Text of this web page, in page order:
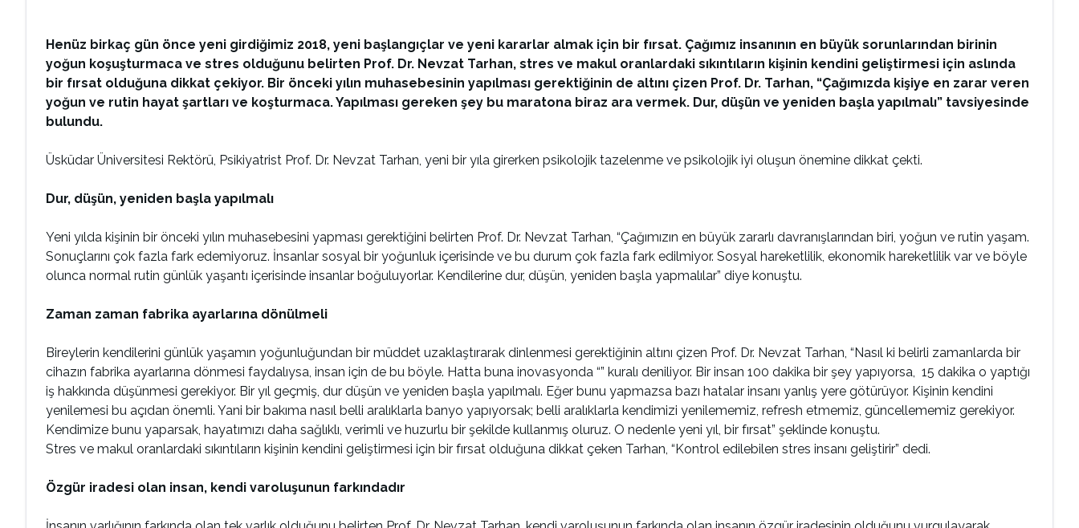
Henüz birkaç gün önce yeni girdiğimiz 2018, yeni başlangıçlar ve yeni kararlar almak için bir fırsat. Çağımız insanının en büyük sorunlarından birinin
yoğun koşuşturmaca ve stres olduğunu belirten Prof. Dr. Nevzat Tarhan, stres ve makul oranlardaki sıkıntıların kişinin kendini geliştirmesi için aslında
bir fırsat olduğuna dikkat çekiyor. Bir önceki yılın muhasebesinin yapılması gerektiğinin de altını çizen Prof. Dr. Tarhan, “Çağımızda kişiye en zarar veren
yoğun ve rutin hayat şartları ve koşturmaca. Yapılması gereken şey bu maratona biraz ara vermek. Dur, düşün ve yeniden başla yapılmalı” tavsiyesinde
bulundu.
Üsküdar Üniversitesi Rektörü, Psikiyatrist Prof. Dr. Nevzat Tarhan, yeni bir yıla girerken psikolojik tazelenme ve psikolojik iyi oluşun önemine dikkat çekti.
Dur, düşün, yeniden başla yapılmalı
Yeni yılda kişinin bir önceki yılın muhasebesini yapması gerektiğini belirten Prof. Dr. Nevzat Tarhan, “Çağımızın en büyük zararlı davranışlarından biri, yoğun ve rutin yaşam.
Sonuçlarını çok fazla fark edemiyoruz. İnsanlar sosyal bir yoğunluk içerisinde ve bu durum çok fazla fark edilmiyor. Sosyal hareketlilik, ekonomik hareketlilik var ve böyle
olunca normal rutin günlük yaşantı içerisinde insanlar boğuluyorlar. Kendilerine dur, düşün, yeniden başla yapmalılar” diye konuştu.
Zaman zaman fabrika ayarlarına dönülmeli
Bireylerin kendilerini günlük yaşamın yoğunluğundan bir müddet uzaklaştırarak dinlenmesi gerektiğinin altını çizen Prof. Dr. Nevzat Tarhan, “Nasıl ki belirli zamanlarda bir
cihazın fabrika ayarlarına dönmesi faydalıysa, insan için de bu böyle. Hatta buna inovasyonda “” kuralı deniliyor. Bir insan 100 dakika bir şey yapıyorsa, 15 dakika o yaptığı
iş hakkında düşünmesi gerekiyor. Bir yıl geçmiş, dur düşün ve yeniden başla yapılmalı. Eğer bunu yapmazsa bazı hatalar insanı yanlış yere götürüyor. Kişinin kendini
yenilemesi bu açıdan önemli. Yani bir bakıma nasıl belli aralıklarla banyo yapıyorsak; belli aralıklarla kendimizi yenilememiz, refresh etmemiz, güncellememiz gerekiyor.
Kendimize bunu yaparsak, hayatımızı daha sağlıklı, verimli ve huzurlu bir şekilde kullanmış oluruz. O nedenle yeni yıl, bir fırsat” şeklinde konuştu.
Stres ve makul oranlardaki sıkıntıların kişinin kendini geliştirmesi için bir fırsat olduğuna dikkat çeken Tarhan, “Kontrol edilebilen stres insanı geliştirir” dedi.
Özgür iradesi olan insan, kendi varoluşunun farkındadır